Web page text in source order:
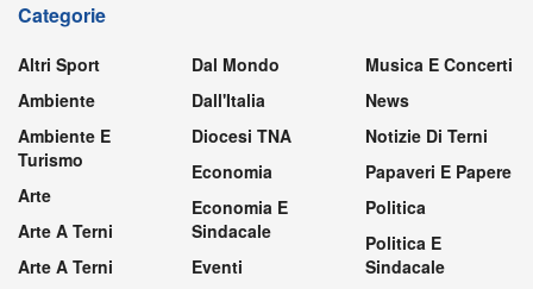
Categorie
Altri Sport
Ambiente
Ambiente E
Turismo
Arte
Arte A Terni
Arte A Terni
Dal Mondo
Dall'Italia
Diocesi TNA
Economia
Economia E
Sindacale
Eventi
Musica E Concerti
News
Notizie Di Terni
Papaveri E Papere
Politica
Politica E
Sindacale